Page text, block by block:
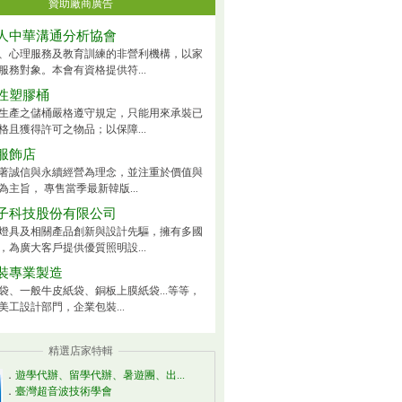
贊助廠商廣告
中華溝通分析協會
心理服務及教育訓練的非營利機構，以家
務對象。本會有資格提供符...
塑膠桶
產之儲桶嚴格遵守規定，只能用來承裝已
且獲得許可之物品；以保障...
飾店
誠信與永續經營為理念，並注重於價值與
主旨， 專售當季最新韓版...
科技股份有限公司
具及相關產品創新與設計先驅，擁有多國
為廣大客戶提供優質照明設...
專業製造
、一般牛皮紙袋、銅板上膜紙袋...等等，
工設計部門，企業包裝...
精選店家特輯
． 遊學代辦、留學代辦、暑遊團、出...
． 臺灣超音波技術學會